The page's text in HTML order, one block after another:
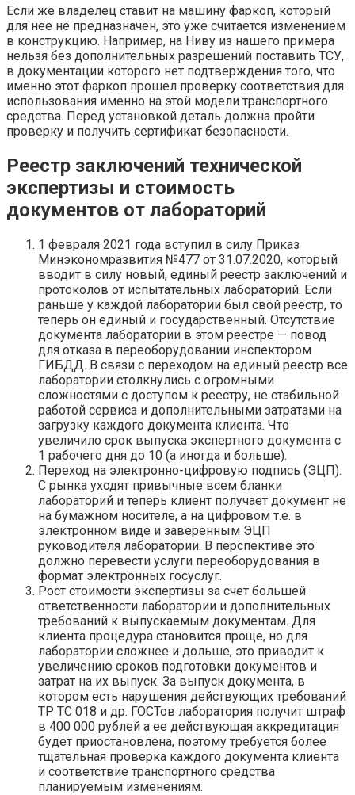
Если же владелец ставит на машину фаркоп, который
для нее не предназначен, это уже считается изменением
в конструкцию. Например, на Ниву из нашего примера
нельзя без дополнительных разрешений поставить ТСУ,
в документации которого нет подтверждения того, что
именно этот фаркоп прошел проверку соответствия для
использования именно на этой модели транспортного
средства. Перед установкой деталь должна пройти
проверку и получить сертификат безопасности.
Реестр заключений технической
экспертизы и стоимость
документов от лабораторий
1 февраля 2021 года вступил в силу Приказ
Минэкономразвития №477 от 31.07.2020, который
вводит в силу новый, единый реестр заключений и
протоколов от испытательных лабораторий. Если
раньше у каждой лаборатории был свой реестр, то
теперь он единый и государственный. Отсутствие
документа лаборатории в этом реестре — повод
для отказа в переоборудовании инспектором
ГИБДД. В связи с переходом на единый реестр все
лаборатории столкнулись с огромными
сложностями с доступом к реестру, не стабильной
работой сервиса и дополнительными затратами на
загрузку каждого документа клиента. Что
увеличило срок выпуска экспертного документа с
1 рабочего дня до 10 (а иногда и больше).
Переход на электронно-цифровую подпись (ЭЦП).
С рынка уходят привычные всем бланки
лабораторий и теперь клиент получает документ не
на бумажном носителе, а на цифровом т.е. в
электронном виде и заверенным ЭЦП
руководителя лаборатории. В перспективе это
должно перевести услуги переоборудования в
формат электронных госуслуг.
Рост стоимости экспертизы за счет большей
ответственности лаборатории и дополнительных
требований к выпускаемым документам. Для
клиента процедура становится проще, но для
лаборатории сложнее и дольше, это приводит к
увеличению сроков подготовки документов и
затрат на их выпуск. За выпуск документа, в
котором есть нарушения действующих требований
ТР ТС 018 и др. ГОСТов лаборатория получит штраф
в 400 000 рублей а ее действующая аккредитация
будет приостановлена, поэтому требуется более
тщательная проверка каждого документа клиента
и соответствие транспортного средства
планируемым изменениям.